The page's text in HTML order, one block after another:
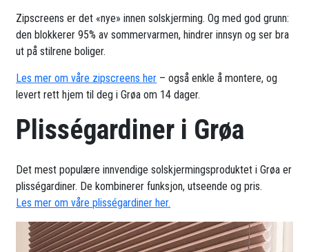
Zipscreens er det «nye» innen solskjerming. Og med god grunn:
den blokkerer 95% av sommervarmen, hindrer innsyn og ser bra
ut på stilrene boliger.
Les mer om våre zipscreens her – også enkle å montere, og
levert rett hjem til deg i Grøa om 14 dager.
Plisségardiner i Grøa
Det mest populære innvendige solskjermingsproduktet i Grøa er
plisségardiner. De kombinerer funksjon, utseende og pris.
Les mer om våre plisségardiner her.